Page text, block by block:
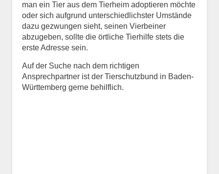
man ein Tier aus dem Tierheim adoptieren möchte
oder sich aufgrund unterschiedlichster Umstände
dazu gezwungen sieht, seinen Vierbeiner
abzugeben, sollte die örtliche Tierhilfe stets die
erste Adresse sein.
Auf der Suche nach dem richtigen
Ansprechpartner ist der Tierschutzbund in Baden-
Württemberg gerne behilflich.